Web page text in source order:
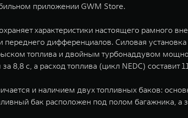
приложении GWM Store.
характеристики настоящего рамного
переднего дифференциалов. Силовая
топлива и двойным турбонаддувом
8,8 с, а расход топлива (цикл NEDC) составит
и наличием двух топливных баков:
бак расположен под полом багажника, а